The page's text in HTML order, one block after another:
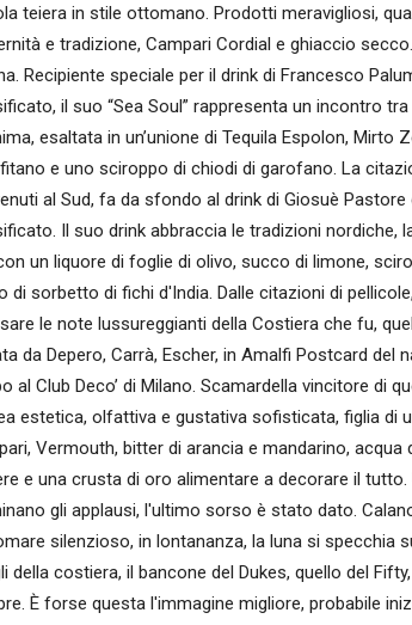
teiera in stile ottomano. Prodotti meravigliosi,
e tradizione, Campari Cordial e ghiaccio
Recipiente speciale per il drink di Francesco
il suo “Sea Soul” rappresenta un incontro
esaltata in un’unione di Tequila Espolon, Mirto
e uno sciroppo di chiodi di garofano. La
al Sud, fa da sfondo al drink di Giosuè
Il suo drink abbraccia le tradizioni nordiche,
un liquore di foglie di olivo, succo di limone,
di sorbetto di fichi d'India. Dalle citazioni di
le note lussureggianti della Costiera che fu,
da Depero, Carrà, Escher, in Amalfi Postcard del
al Club Deco’ di Milano. Scamardella vincitore di
estetica, olfattiva e gustativa sofisticata, figlia di
Vermouth, bitter di arancia e mandarino,
e una crusta di oro alimentare a decorare il
gli applausi, l'ultimo sorso è stato dato.
silenzioso, in lontananza, la luna si specchia
della costiera, il bancone del Dukes, quello del
È forse questa l'immagine migliore, probabile